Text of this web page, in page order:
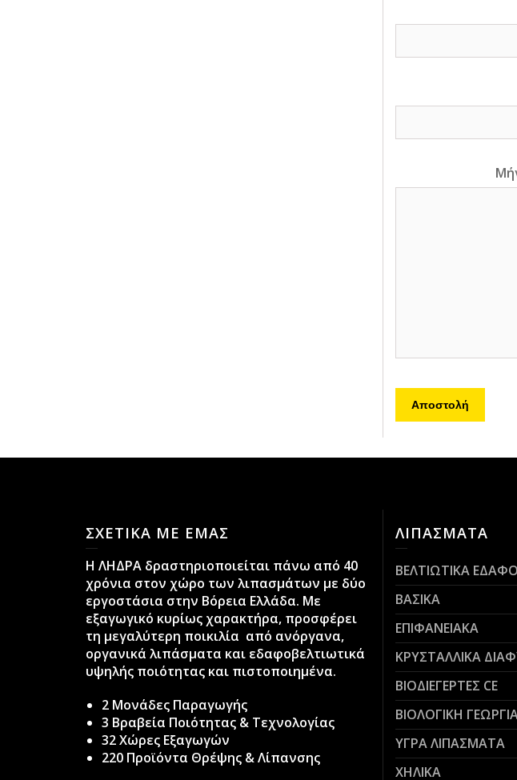
ΣΧΕΤΙΚΑ ΜΕ ΕΜΑΣ
H ΛΗΔΡΑ δραστηριοποιείται πάνω από 40
χρόνια στον χώρο των λιπασμάτων με δύο
εργοστάσια στην Βόρεια Ελλάδα. Με
εξαγωγικό κυρίως χαρακτήρα, προσφέρει
τη μεγαλύτερη ποικιλία από ανόργανα,
οργανικά λιπάσματα και εδαφοβελτιωτικά
υψηλής ποιότητας και πιστοποιημένα.
2 Μονάδες Παραγωγής
3 Βραβεία Ποιότητας & Τεχνολογίας
32 Χώρες Εξαγωγών
220 Προϊόντα Θρέψης & Λίπανσης
ΛΙΠΑΣΜΑΤΑ
ΒΕΛΤΙΩΤΙΚΑ
ΒΑΣΙΚΑ
ΕΠΙΦΑΝΕΙΑΚΑ
ΚΡΥΣΤΑΛΛΙΚΑ
ΒΙΟΔΙΕΓΕΡΤΕΣ CE
ΒΙΟΛΟΓΙΚΗ
ΥΓΡΑ ΛΙΠΑΣΜΑΤΑ
ΧΗΛΙΚΑ